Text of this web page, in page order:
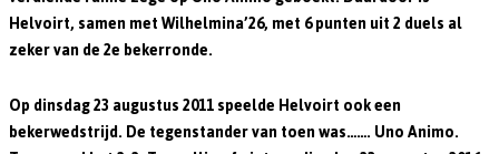
Helvoirt, samen met Wilhelmina’26, met 6 punten uit 2 duels al
zeker van de 2e bekerronde.
Op dinsdag 23 augustus 2011 speelde Helvoirt ook een
bekerwedstrijd. De tegenstander van toen was……. Uno Animo.